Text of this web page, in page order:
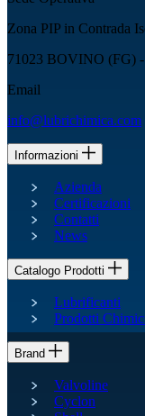
Zona PIP in Contrada
71023 BOVINO (FG)
Email
info@lubrichimica.com
Informazioni
Azienda
Certificazioni
Contatti
News
Catalogo Prodotti
Lubrificanti
Prodotti
Brand
Valvoline
Cyclon